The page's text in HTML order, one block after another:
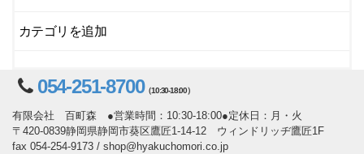
カテゴリを追加
054-251-8700（10:30-18:00）
有限会社 百町森 ●営業時間：10:30-18:00●定休日：月・火
〒420-0839静岡県静岡市葵区鷹匠1-14-12 ウィンドリッヂ鷹匠1F
fax 054-254-9173 / shop@hyakuchomori.co.jp